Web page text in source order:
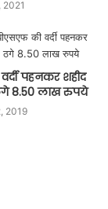
पहनकर शहीद
8.50 लाख रुपये
2019